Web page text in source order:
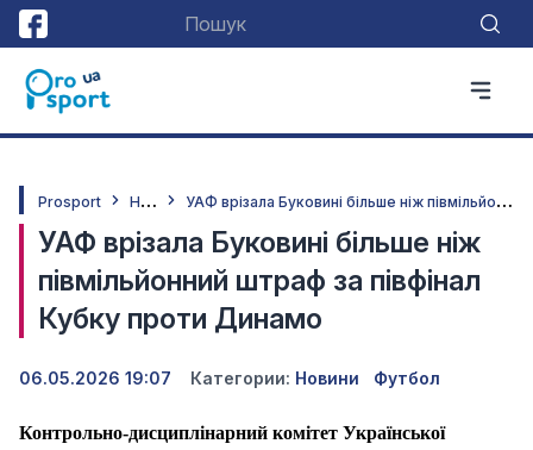
Prosport Н
овини У
АФ врізала Буковині більше ніж півмільйонний штраф за півфінал Кубку проти Динамо
УАФ врізала Буковині більше ніж
півмільйонний штраф за півфінал
Кубку проти Динамо
06.05.2026 19:07 Категории: Новини Футбол
Контрольно-дисциплінарний комітет Української